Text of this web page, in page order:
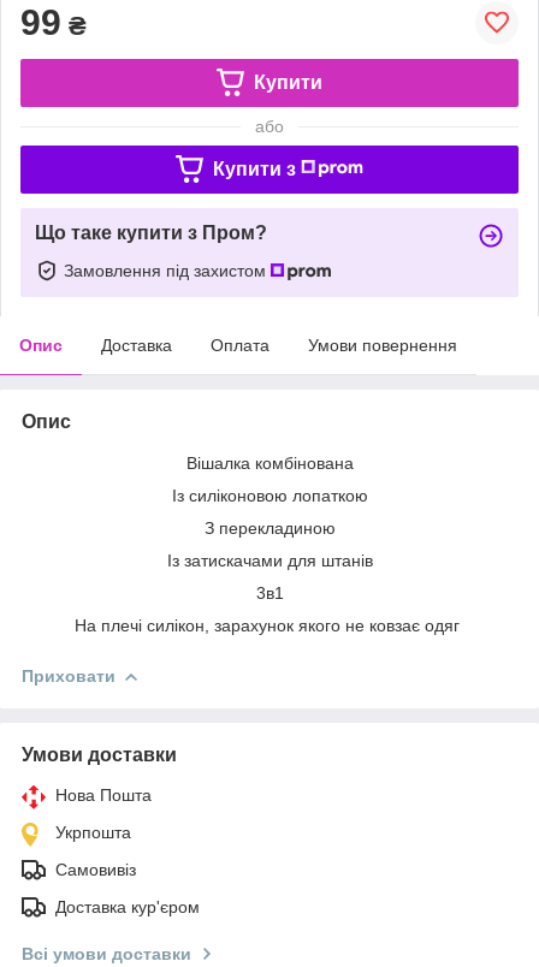
99 ₴
Купити
або
Купити з
Що таке купити з Пром?
Замовлення під захистом
Опис Доставка Оплата Умови повернення
Опис
Вішалка комбінована
Із силіконовою лопаткою
З перекладиною
Із затискачами для штанів
3в1
На плечі силікон, зарахунок якого не ковзає одяг
Приховати
Умови доставки
Нова Пошта
Укрпошта
Самовивіз
Доставка кур'єром
Всі умови доставки